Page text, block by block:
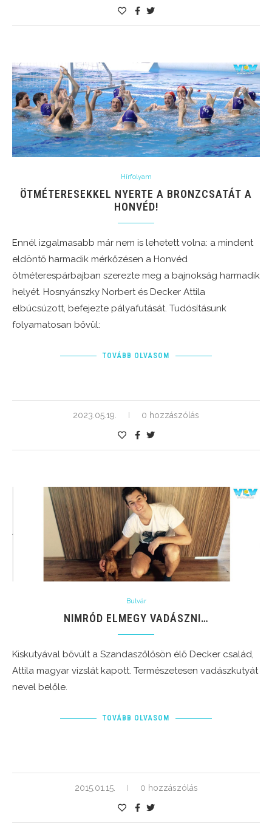
Hírfolyam
ÖTMÉTERESEKKEL NYERTE A BRONZCSATÁT A
HONVÉD!
Ennél izgalmasabb már nem is lehetett volna: a mindent
eldöntő harmadik mérkőzésen a Honvéd
ötméterespárbajban szerezte meg a bajnokság harmadik
helyét. Hosnyánszky Norbert és Decker Attila
elbúcsúzott, befejezte pályafutását. Tudósításunk
folyamatosan bővül:
TOVÁBB OLVASOM
2023.05.19. 0 hozzászólás
Bulvár
NIMRÓD ELMEGY VADÁSZNI…
Kiskutyával bővült a Szandaszőlősön élő Decker család,
Attila magyar vizslát kapott. Természetesen vadászkutyát
nevel belőle.
TOVÁBB OLVASOM
2015.01.15. 0 hozzászólás